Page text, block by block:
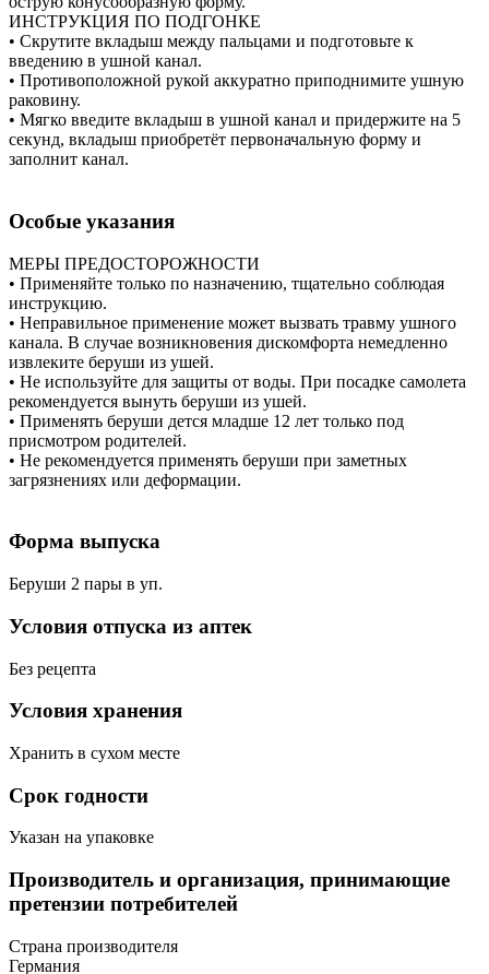
ИНСТРУКЦИЯ ПО ПОДГОНКЕ
• Скрутите вкладыш между пальцами и подготовьте к
введению в ушной канал.
• Противоположной рукой аккуратно приподнимите ушную
раковину.
• Мягко введите вкладыш в ушной канал и придержите на 5
секунд, вкладыш приобретёт первоначальную форму и
заполнит канал.
Особые указания
МЕРЫ ПРЕДОСТОРОЖНОСТИ
• Применяйте только по назначению, тщательно соблюдая
инструкцию.
• Неправильное применение может вызвать травму ушного
канала. В случае возникновения дискомфорта немедленно
извлеките беруши из ушей.
• Не используйте для защиты от воды. При посадке самолета
рекомендуется вынуть беруши из ушей.
• Применять беруши дется младше 12 лет только под
присмотром родителей.
• Не рекомендуется применять беруши при заметных
загрязнениях или деформации.
Форма выпуска
Беруши 2 пары в уп.
Условия отпуска из аптек
Без рецепта
Условия хранения
Хранить в сухом месте
Срок годности
Указан на упаковке
Производитель и организация, принимающие
претензии потребителей
Страна производителя
Германия